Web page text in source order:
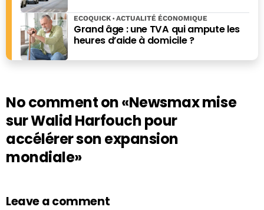
Grand âge : une TVA qui ampute les
heures d’aide à domicile ?
ECOQUICK ACTUALITÉ ÉCONOMIQUE
No comment on«Newsmax mise
sur Walid Harfouch pour
accélérer son expansion
mondiale»
Leave a comment